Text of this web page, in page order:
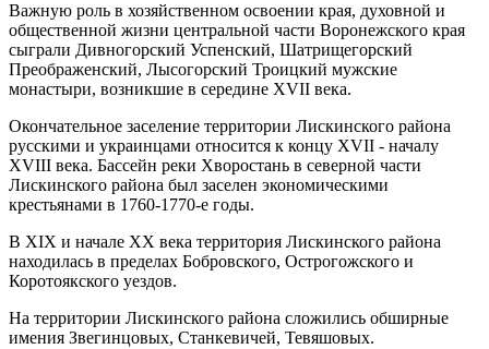
Важную роль в хозяйственном освоении края, духовной и
общественной жизни центральной части Воронежского края
сыграли Дивногорский Успенский, Шатрищегорский
Преображенский, Лысогорский Троицкий мужские
монастыри, возникшие в середине XVII века.
Окончательное заселение территории Лискинского района
русскими и украинцами относится к концу XVII - началу
XVIII века. Бассейн реки Хворостань в северной части
Лискинского района был заселен экономическими
крестьянами в 1760-1770-е годы.
В XIX и начале XX века территория Лискинского района
находилась в пределах Бобровского, Острогожского и
Коротоякского уездов.
На территории Лискинского района сложились обширные
имения Звегинцовых, Станкевичей, Тевяшовых.